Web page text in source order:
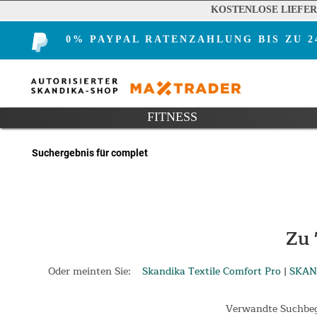
KOSTENLOSE
0% PAYPAL RATENZAHLUNG BIS ZU
FITNESS
Suchergebnis für complet
Zu
Oder meinten Sie: Skandika Textile Comfort Pro|
Verwandte